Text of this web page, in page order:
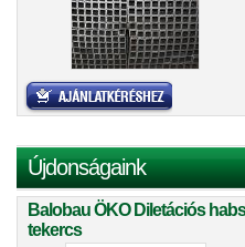
Újdonságaink
Balobau ÖKO Diletációs
tekercs